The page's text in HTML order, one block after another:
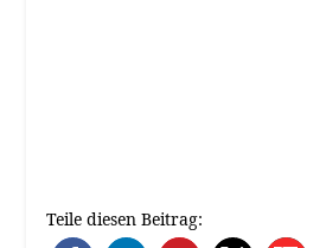
Teile diesen Beitrag: